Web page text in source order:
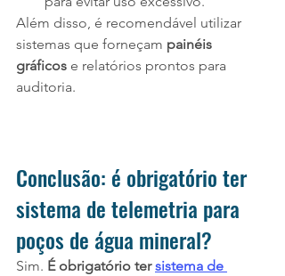
Além disso, é recomendável utilizar
sistemas que forneçam painéis
gráficos e relatórios prontos para
auditoria.
Conclusão: é obrigatório ter
sistema de telemetria para
poços de água mineral?
Sim. É obrigatório ter sistema de